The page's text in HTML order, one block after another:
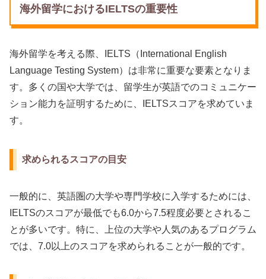
海外留学におけるIELTSの重要性
海外留学を考える際、IELTS（International English
Language Testing System）は非常に重要な要素となりま
す。多くの国や大学では、留学生が英語でのコミュニケー
ション能力を証明するために、IELTSスコアを求めていま
す。
求められるスコアの目安
一般的に、英語圏の大学や専門学校に入学するためには、
IELTSのスコアが最低でも6.0から7.5程度必要とされるこ
とが多いです。特に、上位の大学や人気のあるプログラム
では、7.0以上のスコアを求められることが一般的です。